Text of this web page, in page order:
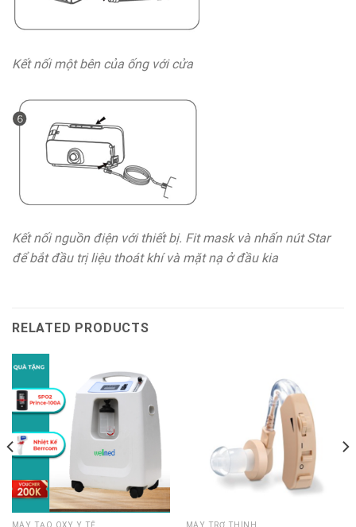
Kết nối một bên của ống với cửa
Kết nối nguồn điện với thiết bị. Fit mask và nhấn nút Star
để bắt đầu trị liệu thoát khí và mặt nạ ở đầu kia
RELATED PRODUCTS
MÁY TẠO OXY Y TẾ MÁY TRỢ THÍNH